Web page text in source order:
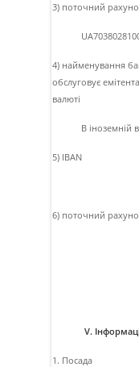
3) поточний
4) найменування
обслуговує
валюті
В iноземнiй
5) IBAN
6) поточний
V.
1. Посада